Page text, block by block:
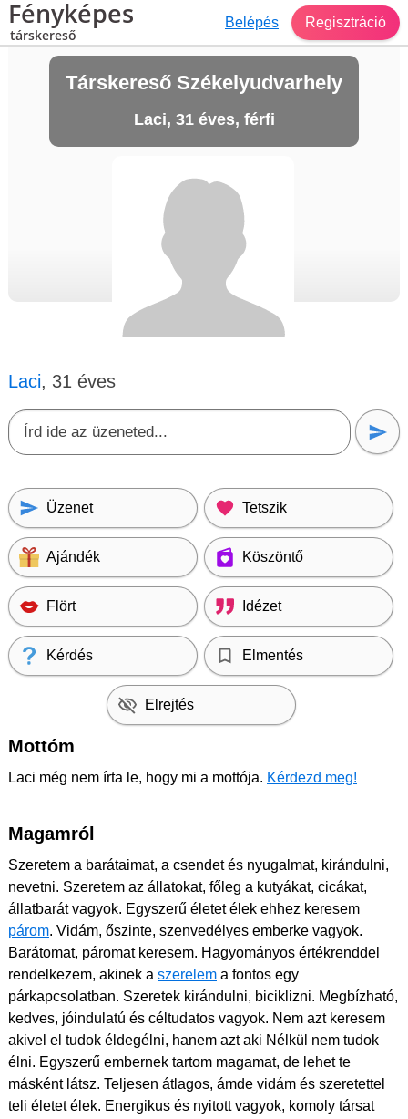
Fényképes
társkereső
Belépés Regisztráció
Társkereső Székelyudvarhely
Laci, 31 éves, férfi
Laci, 31 éves
Üzenet Tetszik
Ajándék Köszöntő
Flört Idézet
Kérdés Elmentés
Elrejtés
Mottóm
Laci még nem írta le, hogy mi a mottója. Kérdezd meg!
Magamról
Szeretem a barátaimat, a csendet és nyugalmat, kirándulni,
nevetni. Szeretem az állatokat, főleg a kutyákat, cicákat,
állatbarát vagyok. Egyszerű életet élek ehhez keresem
párom. Vidám, őszinte, szenvedélyes emberke vagyok.
Barátomat, páromat keresem. Hagyományos értékrenddel
rendelkezem, akinek a szerelem a fontos egy
párkapcsolatban. Szeretek kirándulni, biciklizni. Megbízható,
kedves, jóindulatú és céltudatos vagyok. Nem azt keresem
akivel el tudok éldegélni, hanem azt aki Nélkül nem tudok
élni. Egyszerű embernek tartom magamat, de lehet te
másként látsz. Teljesen átlagos, ámde vidám és szeretettel
teli életet élek. Energikus és nyitott vagyok, komoly társat